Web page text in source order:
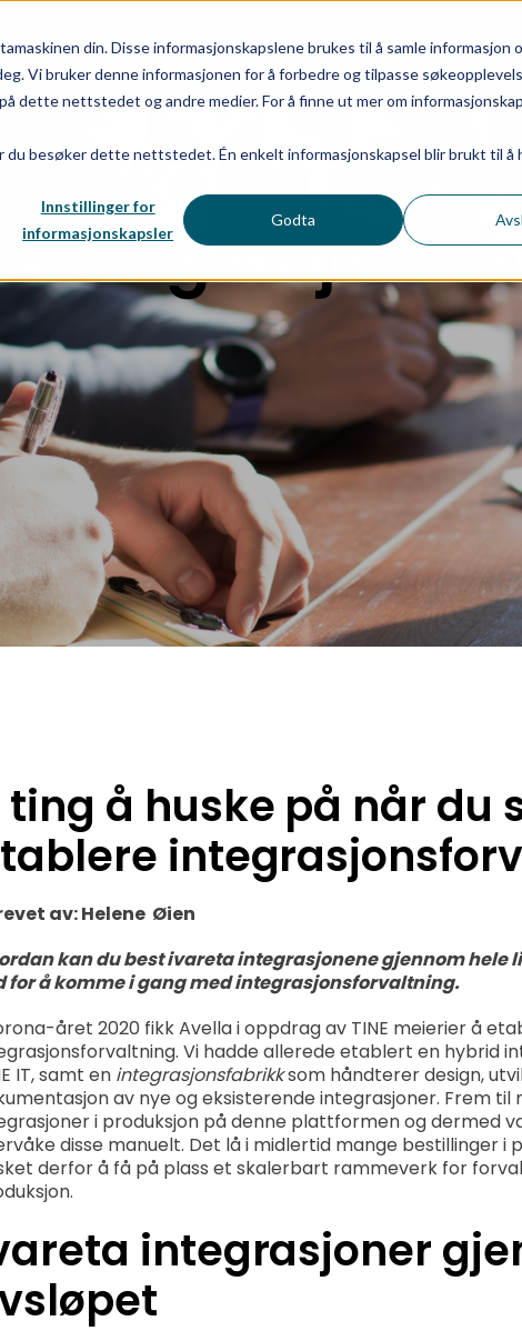
din. Disse informasjonskapslene brukes til å samle informasjon
Vi bruker denne informasjonen for å forbedre og tilpasse
dette nettstedet og andre medier. For å finne ut mer om
du besøker dette nettstedet. Én enkelt informasjonskapsel blir brukt til å
Innstillinger for
informasjonskapsler
Godta
INTEGRASJON REFERANSER KARRIERE BLOGG
på når
ting å huske på når du
av: Helene Øien
kan du best ivareta integrasjonene gjennom hele
for å komme i gang med integrasjonsforvaltning.
året 2020 fikk Avella i oppdrag av TINE meierier å
Vi hadde allerede etablert en hybrid
IT, samt en integrasjonsfabrikksom håndterer design,
av nye og eksisterende integrasjoner. Frem til
i produksjon på denne plattformen og dermed
disse manuelt. Det lå i midlertid mange bestillinger i
derfor å få på plass et skalerbart rammeverk for
integrasjoner